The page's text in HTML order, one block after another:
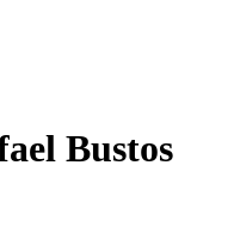
Bustos